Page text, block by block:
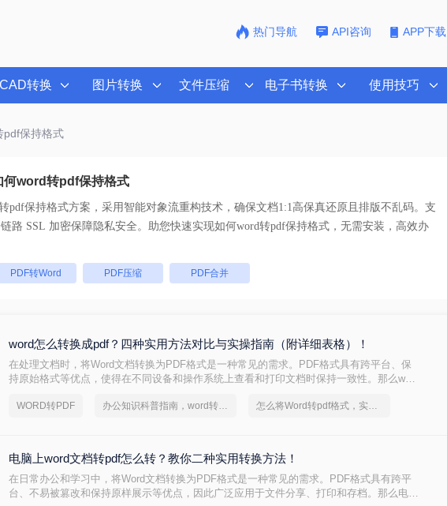
热门导航 API咨询 APP下载
CAD转换 图片转换 文件压缩 电子书转换 使用技巧
保持格式
何word转pdf保持格式
pdf保持格式方案，采用智能对象流重构技术，确保文档1:1高保真还原且排版不乱码。支
键批量处理， 全链路 SSL 加密保障隐私安全。助您快速实现如何word转pdf保持格式，无需安装，高效办
PDF转Word PDF压缩 PDF合并
word怎么转换成pdf？四种实用方法对比与实操指南（附详细表格）！
在处理文档时，将Word文档转换为PDF格式是一种常见的需求。PDF格式具有跨平台、保
持原始格式等优点，使得在不同设备和操作系统上查看和打印文档时保持一致性。那么word
求。
WORD转PDF 办公知识科普指南，word转换成pdf的操作方法 怎么将Word转pdf格式，实用的方法来了
电脑上word文档转pdf怎么转？教你二种实用转换方法！
在日常办公和学习中，将Word文档转换为PDF格式是一种常见的需求。PDF格式具有跨平
台、不易被篡改和保持原样展示等优点，因此广泛应用于文件分享、打印和存档。那么电脑